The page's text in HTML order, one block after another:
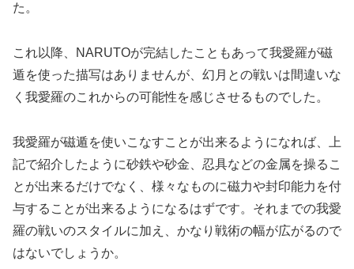
た。
これ以降、NARUTOが完結したこともあって我愛羅が磁
遁を使った描写はありませんが、幻月との戦いは間違いな
く我愛羅のこれからの可能性を感じさせるものでした。
我愛羅が磁遁を使いこなすことが出来るようになれば、上
記で紹介したように砂鉄や砂金、忍具などの金属を操るこ
とが出来るだけでなく、様々なものに磁力や封印能力を付
与することが出来るようになるはずです。それまでの我愛
羅の戦いのスタイルに加え、かなり戦術の幅が広がるので
はないでしょうか。